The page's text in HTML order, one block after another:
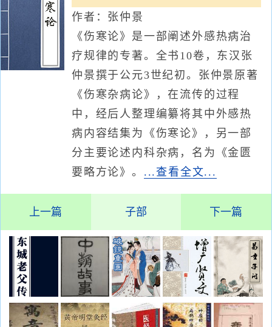
作者：张仲景
《伤寒论》是一部阐述外感热病治
疗规律的专著。全书10卷，东汉张
仲景撰于公元3世纪初。张仲景原著
《伤寒杂病论》，在流传的过程
中，经后人整理编纂将其中外感热
病内容结集为《伤寒论》，另一部
分主要论述内科杂病，名为《金匮
要略方论》。 ...查看全文...
上一篇 子部 下一篇